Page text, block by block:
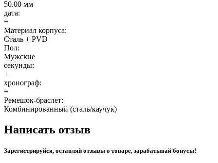
50.00 мм
дата:
+
Материал корпуса:
Сталь + PVD
Пол:
Мужские
секунды:
+
хронограф:
+
Ремешок-браслет:
Комбинированный (сталь/каучук)
Написать отзыв
Зарегистрируйся, оставляй отзывы о товаре, зарабатывай бонусы!